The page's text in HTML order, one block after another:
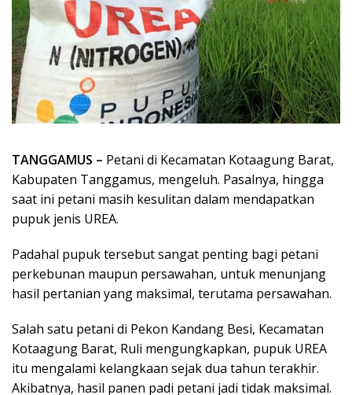
TANGGAMUS – Petani di Kecamatan Kotaagung Barat,
Kabupaten Tanggamus, mengeluh. Pasalnya, hingga
saat ini petani masih kesulitan dalam mendapatkan
pupuk jenis UREA.
Padahal pupuk tersebut sangat penting bagi petani
perkebunan maupun persawahan, untuk menunjang
hasil pertanian yang maksimal, terutama persawahan.
Salah satu petani di Pekon Kandang Besi, Kecamatan
Kotaagung Barat, Ruli mengungkapkan, pupuk UREA
itu mengalami kelangkaan sejak dua tahun terakhir.
Akibatnya, hasil panen padi petani jadi tidak maksimal.